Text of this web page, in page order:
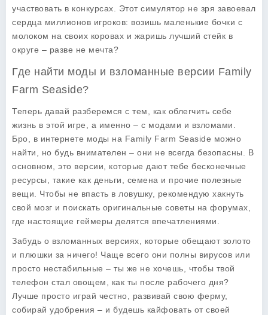
участвовать в конкурсах. Этот симулятор не зря завоевал
сердца миллионов игроков: возишь маленькие бочки с
молоком на своих коровах и жаришь лучший стейк в
округе – разве не мечта?
Где найти моды и взломанные версии Family
Farm Seaside?
Теперь давай разберемся с тем, как облегчить себе
жизнь в этой игре, а именно – с модами и взломами.
Бро, в интернете моды на Family Farm Seaside можно
найти, но будь внимателен – они не всегда безопасны. В
основном, это версии, которые дают тебе бесконечные
ресурсы, такие как деньги, семена и прочие полезные
вещи. Чтобы не впасть в ловушку, рекомендую хакнуть
свой мозг и поискать оригинальные советы на форумах,
где настоящие геймеры делятся впечатлениями.
Забудь о взломанных версиях, которые обещают золото
и плюшки за ничего! Чаще всего они полны вирусов или
просто нестабильные – ты же не хочешь, чтобы твой
телефон стал овощем, как ты после рабочего дня?
Лучше просто играй честно, развивай свою ферму,
собирай удобрения – и будешь кайфовать от своей